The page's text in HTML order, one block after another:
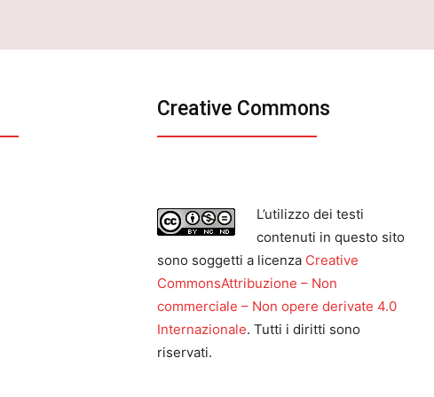
Creative Commons
L’utilizzo dei testi
contenuti in questo sito
sono soggetti a licenza Creative
CommonsAttribuzione – Non
commerciale – Non opere derivate 4.0
Internazionale. Tutti i diritti sono
riservati.